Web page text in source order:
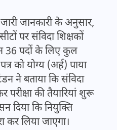
जारी जानकारी के अनुसार,
पर संविदा शिक्षकों
36 पदों के लिए कुल
को योग्य (अर्ह) पाया
ने बताया कि संविदा
परीक्षा की तैयारियां शुरू
दिया कि नियुक्ति
कर लिया जाएगा।